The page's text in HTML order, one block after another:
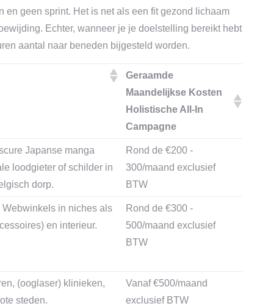
en geen sprint. Het is net als een fit gezond lichaam
Echter, wanneer je je doelstelling bereikt hebt
aantal naar beneden bijgesteld worden.
Geraamde
Maandelijkse Kosten
Holistische All-In
Campagne
Japanse manga
loodgieter of schilder in
dorp.
Rond de €200 -
300/maand exclusief
BTW
Webwinkels in niches als
en interieur.
Rond de €300 -
500/maand exclusief
BTW
(ooglaser) klinieken,
steden.
Vanaf €500/maand
exclusief BTW